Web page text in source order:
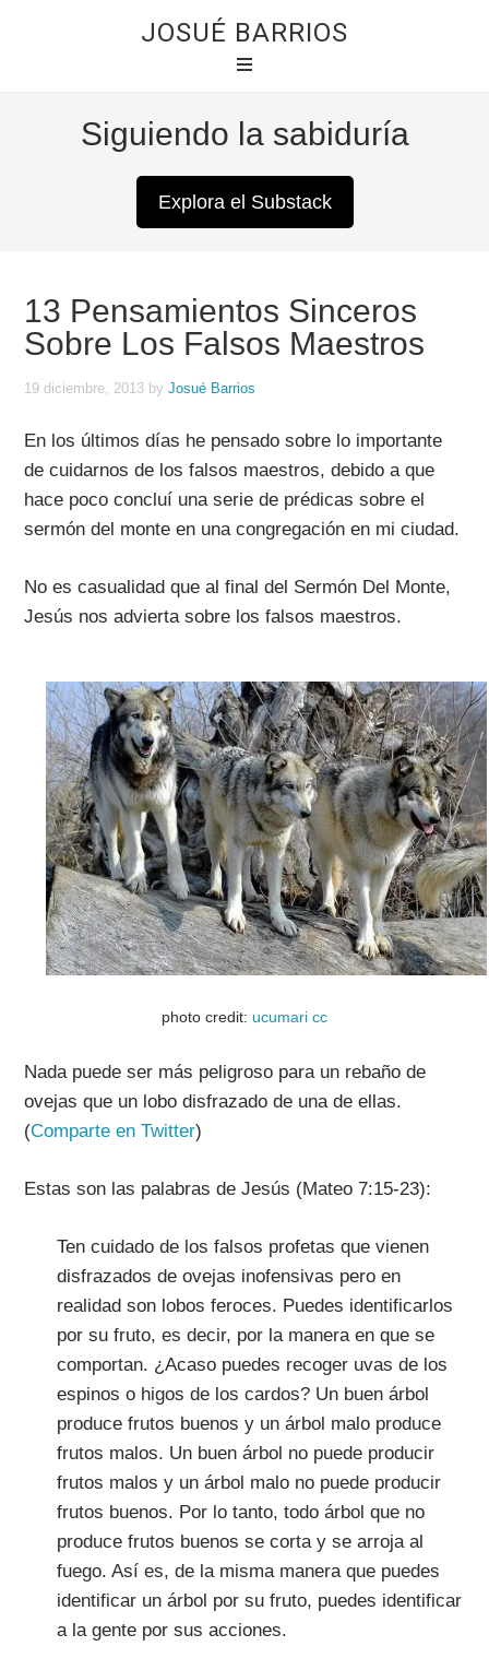
JOSUÉ BARRIOS
Siguiendo la sabiduría
Explora el Substack
13 Pensamientos Sinceros
Sobre Los Falsos Maestros
19 diciembre, 2013 byJosué Barrios
En los últimos días he pensado sobre lo importante
de cuidarnos de los falsos maestros, debido a que
hace poco concluí una serie de prédicas sobre el
sermón del monte en una congregación en mi ciudad.
No es casualidad que al final del Sermón Del Monte,
Jesús nos advierta sobre los falsos maestros.
photo credit: ucumari cc
Nada puede ser más peligroso para un rebaño de
ovejas que un lobo disfrazado de una de ellas.
(Comparte en Twitter)
Estas son las palabras de Jesús (Mateo 7:15-23):
Ten cuidado de los falsos profetas que vienen
disfrazados de ovejas inofensivas pero en
realidad son lobos feroces. Puedes identificarlos
por su fruto, es decir, por la manera en que se
comportan. ¿Acaso puedes recoger uvas de los
espinos o higos de los cardos? Un buen árbol
produce frutos buenos y un árbol malo produce
frutos malos. Un buen árbol no puede producir
frutos malos y un árbol malo no puede producir
frutos buenos. Por lo tanto, todo árbol que no
produce frutos buenos se corta y se arroja al
fuego. Así es, de la misma manera que puedes
identificar un árbol por su fruto, puedes identificar
a la gente por sus acciones.